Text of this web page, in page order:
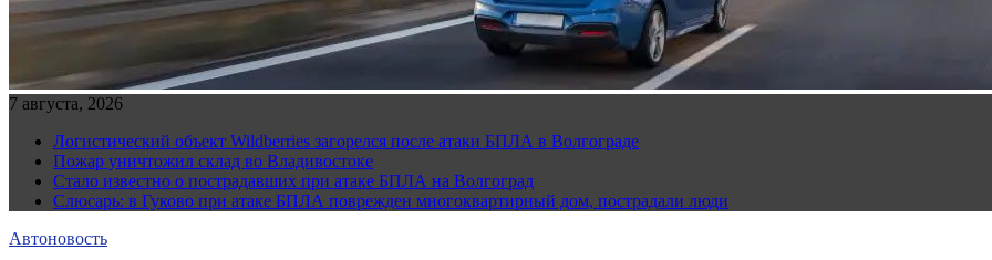
7 августа, 2026
Логистический объект Wildberries загорелся после атаки БПЛА в Волгограде
Пожар уничтожил склад во Владивостоке
Стало известно о пострадавших при атаке БПЛА на Волгоград
Слюсарь: в Гуково при атаке БПЛА поврежден многоквартирный дом, пострадали люди
Автоновость